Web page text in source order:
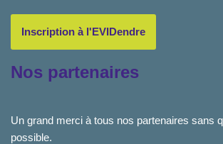
Inscription à l'EVIDendre
Nos partenaires
Un grand merci à tous nos partenaires sans
possible.